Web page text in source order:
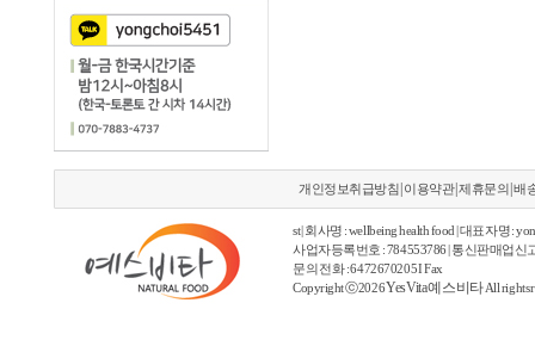
개인정보취급방침 이용약관|제휴문의 |배
st | 회사명 : wellbeing health food | 대표자명 :
사업자등록번호 : 784553786 | 통신판매업신
문의 전화 : 6472670205 I Fax
Copyright ⓒ2026YesVita 예스비타All rights